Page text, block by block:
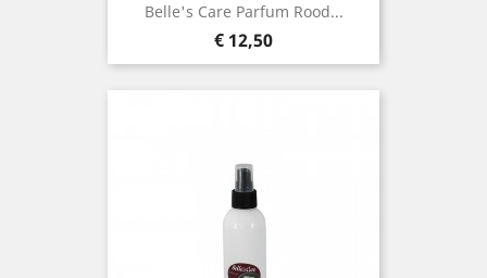
Belle's Care Parfum Rood...
Prijs
€ 12,50